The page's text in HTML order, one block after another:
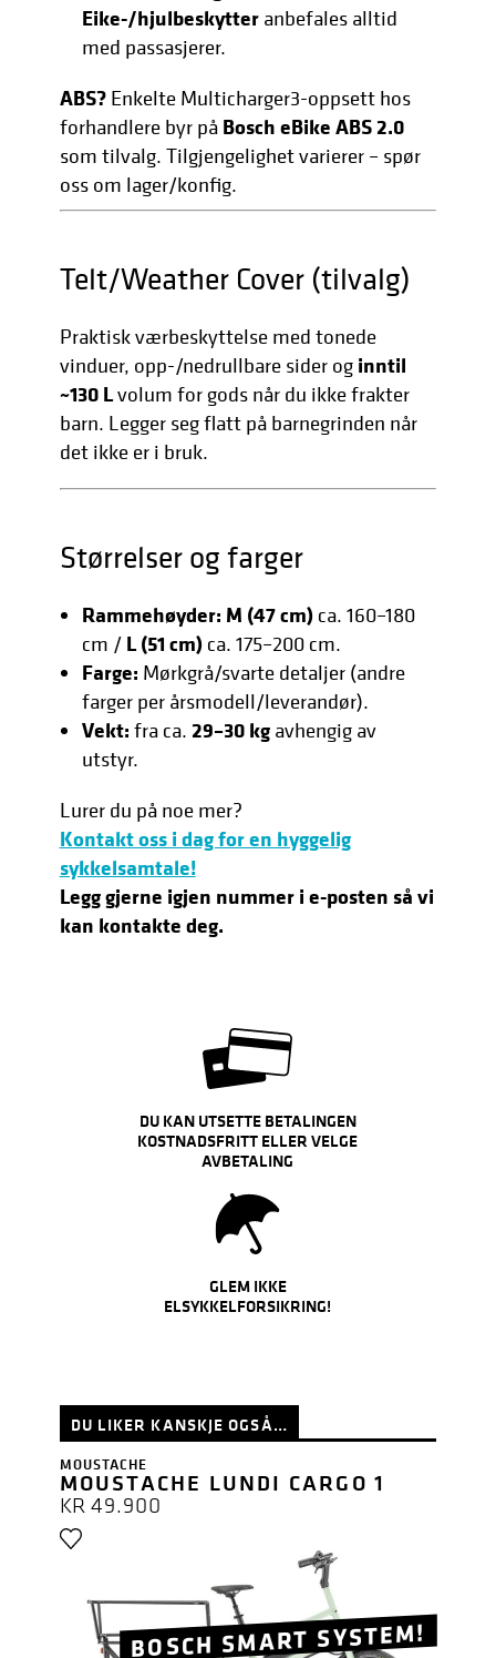
Eike-/hjulbeskytteranbefales alltid
med passasjerer.
ABS?Enkelte Multicharger3-oppsett hos
forhandlere byr på Bosch eBike ABS 2.0
som tilvalg. Tilgjengelighet varierer – spør
oss om lager/konfig.
Telt/Weather Cover (tilvalg)
Praktisk værbeskyttelse med tonede
vinduer, opp-/nedrullbare sider og inntil
~130 Lvolum for gods når du ikke frakter
barn. Legger seg flatt på barnegrinden når
det ikke er i bruk.
Størrelser og farger
Rammehøyder: M (47 cm)ca. 160–180
cm / L (51 cm)ca. 175–200 cm.
Farge: Mørkgrå/svarte detaljer (andre
farger per årsmodell/leverandør).
Vekt: fra ca. 29–30 kgavhengig av
utstyr.
Lurer du på noe mer?
Kontakt oss i dag for en hyggelig
sykkelsamtale!
Legg gjerne igjen nummer i e-posten så vi
kan kontakte deg.
DU KAN UTSETTE BETALINGEN
KOSTNADSFRITT ELLER VELGE
AVBETALING
GLEM IKKE
ELSYKKELFORSIKRING!
DU LIKER KANSKJE OGSÅ…
BOSCH SMART SYSTEM!
MOUSTACHE
MOUSTACHE LUNDI CARGO 1
KR49.900